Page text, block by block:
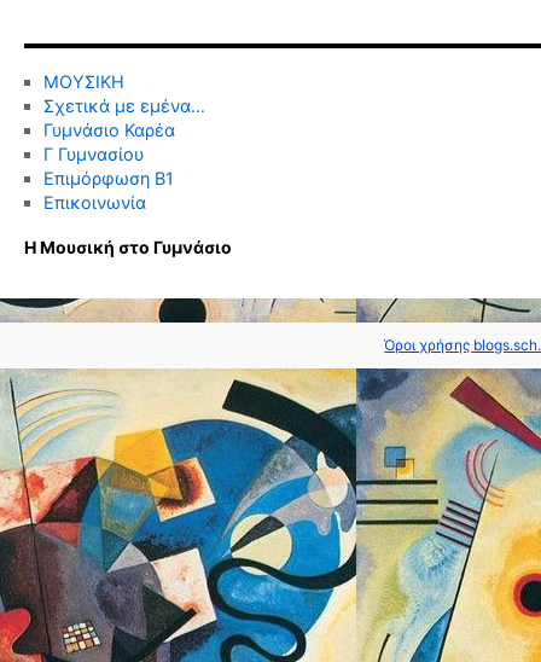
ΜΟΥΣΙΚΗ
Σχετικά με εμένα…
Γυμνάσιο Καρέα
Γ Γυμνασίου
Επιμόρφωση Β1
Επικοινωνία
Η Μουσική στο Γυμνάσιο
Όροι χρήσης